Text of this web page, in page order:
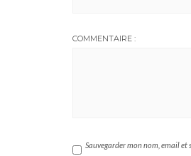
COMMENTAIRE :
Sauvegarder mon nom, email et